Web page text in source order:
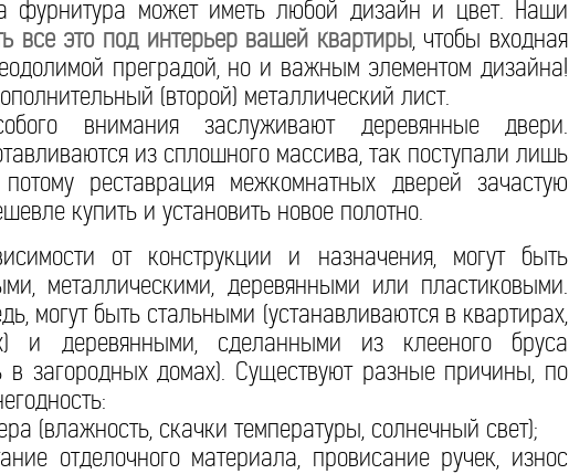
может иметь любой дизайн и цвет. Наши
все это под интерьер вашей квартиры, чтобы входная
преградой, но и важным элементом дизайна!
(второй) металлический лист.
внимания заслуживают деревянные двери.
из сплошного массива, так поступали лишь
реставрация межкомнатных дверей зачастую
купить и установить новое полотно.
от конструкции и назначения, могут быть
металлическими, деревянными или пластиковыми.
могут быть стальными (устанавливаются в квартирах,
и деревянными, сделанными из клееного бруса
в загородных домах). Существуют разные причины, по
(влажность, скачки температуры, солнечный свет);
отделочного материала, провисание ручек, износ